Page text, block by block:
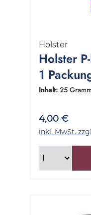
Holster
Holster
1
Inhalt: 25
4,00 €
inkl. MwSt.